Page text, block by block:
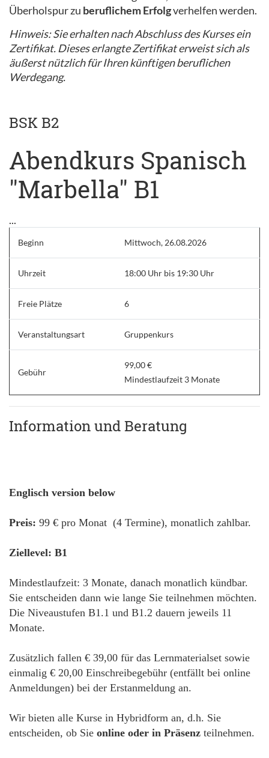
Überholspur zu beruflichem Erfolgverhelfen werden.
Hinweis: Sie erhalten nach Abschluss des Kurses ein
Zertifikat. Dieses erlangte Zertifikat erweist sich als
äußerst nützlich für Ihren künftigen beruflichen
Werdegang.
BSK B2
Abendkurs Spanisch
"Marbella" B1
...
Beginn Mittwoch, 26.08.2026
Uhrzeit 18:00 Uhr bis 19:30 Uhr
Freie Plätze 6
Veranstaltungsart Gruppenkurs
Gebühr
99,00 €
Mindestlaufzeit 3 Monate
Information und Beratung
Englisch version below
Preis: 99 € pro Monat (4 Termine), monatlich zahlbar.
Ziellevel: B1
Mindestlaufzeit: 3 Monate, danach monatlich kündbar.
Sie entscheiden dann wie lange Sie teilnehmen möchten.
Die Niveaustufen B1.1 und B1.2 dauern jeweils 11
Monate.
Zusätzlich fallen € 39,00 für das Lernmaterialset sowie
einmalig € 20,00 Einschreibegebühr (entfällt bei online
Anmeldungen) bei der Erstanmeldung an.
Wir bieten alle Kurse in Hybridform an, d.h. Sie
entscheiden, ob Sie online oder in Präsenz teilnehmen.